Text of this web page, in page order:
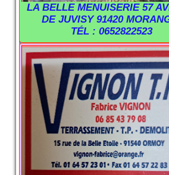
LA BELLE MENUISERIE 57
DE JUVISY 91420
TÉL : 0652822523